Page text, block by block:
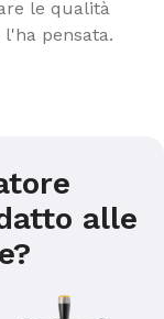
le qualità
pensata.
alle